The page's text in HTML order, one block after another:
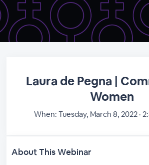
Laura de Pegna |
Women
When: Tuesday, March 8, 2022 ·
About This Webinar